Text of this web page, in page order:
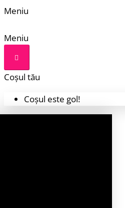
Meniu
Meniu
Coșul tău
Coșul este gol!